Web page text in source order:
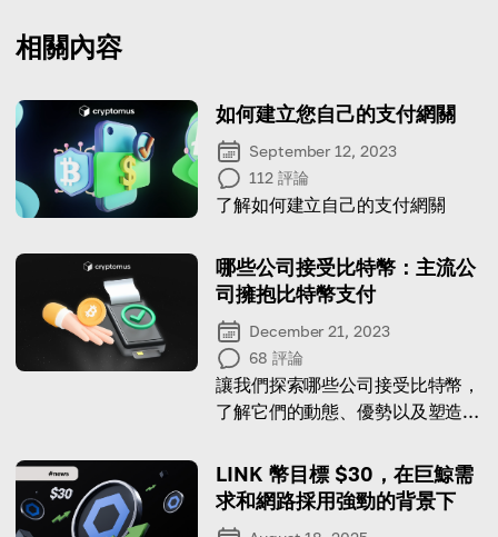
相關內容
如何建立您自己的支付網關
September 12, 2023
112 評論
了解如何建立自己的支付網關
哪些公司接受比特幣：主流公
司擁抱比特幣支付
December 21, 2023
68 評論
讓我們探索哪些公司接受比特幣，
了解它們的動態、優勢以及塑造其
LINK 幣目標 $30，在巨鯨需
求和網路採用強勁的背景下